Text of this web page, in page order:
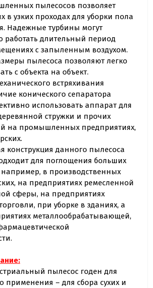
пылесосов позволяет
в узких проходах для уборки пола
Надежные турбины могут
работать длительный период
с запыленным воздухом.
пылесоса позволяют легко
с объекта на объект.
встряхивания
конического сепаратора
использовать аппарат для
стружки и прочих
на промышленных предприятиях,
конструкция данного пылесоса
для поглощения больших
например, в производственных
на предприятиях ремесленной
сферы, на предприятиях
при уборке в зданиях, а
металлообрабатывающей,
пылесос годен для
применения – для сбора сухих и